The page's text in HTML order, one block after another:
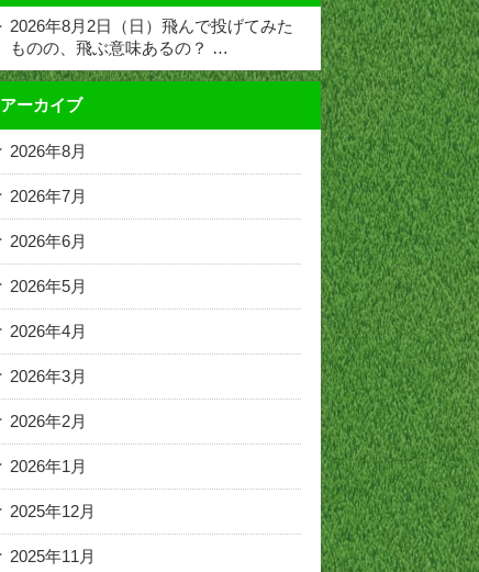
2026年8月2日（日）飛んで投げてみた
ものの、飛ぶ意味あるの？ …
アーカイブ
2026年8月
2026年7月
2026年6月
2026年5月
2026年4月
2026年3月
2026年2月
2026年1月
2025年12月
2025年11月